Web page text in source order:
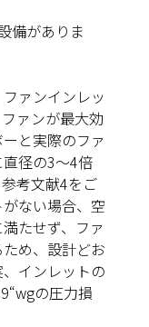
備がありま
ァンインレッ
ァンが最大効
と実際のファ
径の3～4倍
考文献4をご
ない場合、空
たせず、ファ
め、設計どお
インレットの
の圧力損